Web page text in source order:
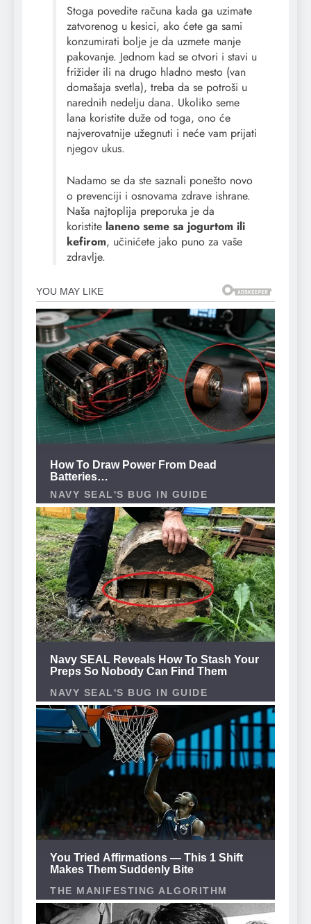
Stoga povedite računa kada ga uzimate
zatvorenog u kesici, ako ćete ga sami
konzumirati bolje je da uzmete manje
pakovanje. Jednom kad se otvori i stavi u
frižider ili na drugo hladno mesto (van
domašaja svetla), treba da se potroši u
narednih nedelju dana. Ukoliko seme
lana koristite duže od toga, ono će
najverovatnije užegnuti i neće vam prijati
njegov ukus.
Nadamo se da ste saznali ponešto novo
o prevenciji i osnovama zdrave ishrane.
Naša najtoplija preporuka je da
koristite laneno seme sa jogurtom ili
kefirom, učinićete jako puno za vaše
zdravlje.